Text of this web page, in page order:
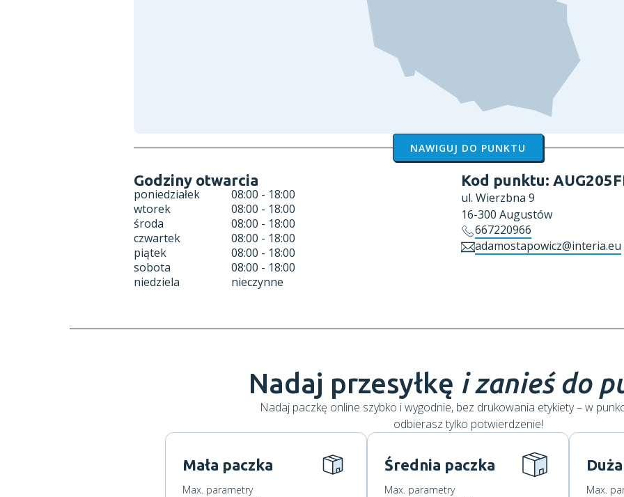
NAWIGUJ DO PUNKTU
Godziny otwarcia
poniedziałek
08:00 - 18:00
wtorek
08:00 - 18:00
środa
08:00 - 18:00
czwartek
08:00 - 18:00
piątek
08:00 - 18:00
sobota
08:00 - 18:00
niedziela
nieczynne
Kod punktu:
ul.Wierzbna 9
16-300 Augustów
667220966
adamostapowicz@interia.eu
Nadaj przesyłkę i zanieś do
Nadaj paczkę online szybko i wygodnie, bez drukowania etykiety – w
odbierasz tylko potwierdzenie!
Mała paczka
Max. parametry
Średnia paczka
Max. parametry
Max.